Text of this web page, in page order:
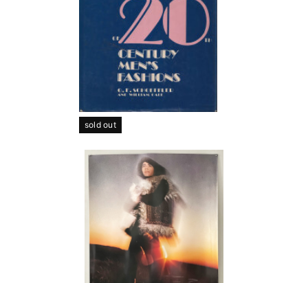
sold out